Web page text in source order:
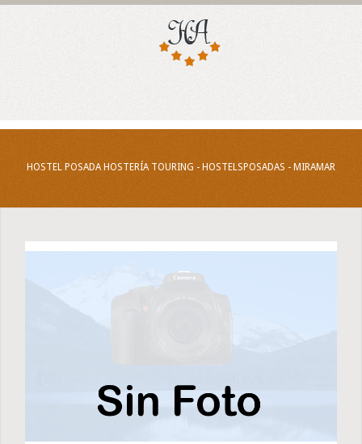
HOSTEL POSADA HOSTERÍA TOURING - HOSTELSPOSADAS - MIRAMAR